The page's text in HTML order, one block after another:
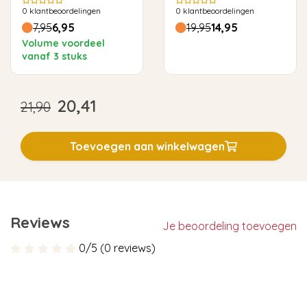
0 klantbeoordelingen
7,956,95
Volume voordeel
vanaf 3 stuks
0 klantbeoordelingen
19,9514,95
21,90 20,41
Toevoegen aan winkelwagen
Reviews
Je beoordeling toevoegen
0/5 (0 reviews)